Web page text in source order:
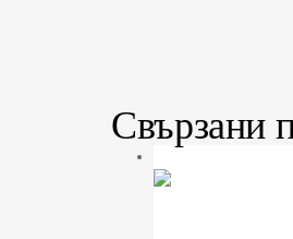
Свързани